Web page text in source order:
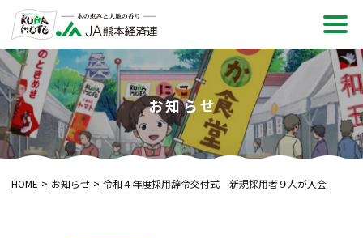
メ
ニ
お知らせ
HOME お知らせ 令和４年度採用辞令交付式 新規採用者９人が入会